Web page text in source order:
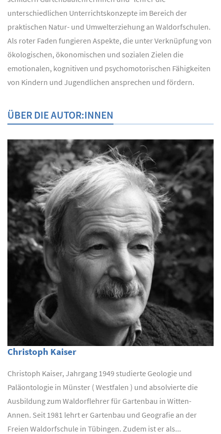
unterschiedlichen Unterrichtskonzepte im Bereich der
praktischen Natur- und Umwelterziehung an Waldorfschulen.
Als roter Faden fungieren Aspekte, die unter Verknüpfung von
ökologischen, ökonomischen und sozialen Zielen die
emotionalen, kognitiven und psychomotorischen Fähigkeiten
von Kindern und Jugendlichen ansprechen und fördern.
ÜBER DIE AUTOR:INNEN
Christoph Kaiser
Christoph Kaiser, Jahrgang 1949 studierte Geologie und
Paläontologie in Münster ( Westfalen ) und absolvierte die
Ausbildung zum Waldorflehrer für Gartenbau in Witten-
Annen. Seit 1981 lehrt er Gartenbau und Geografie an der
Freien Waldorfschule in Tübingen. Zudem ist er als...